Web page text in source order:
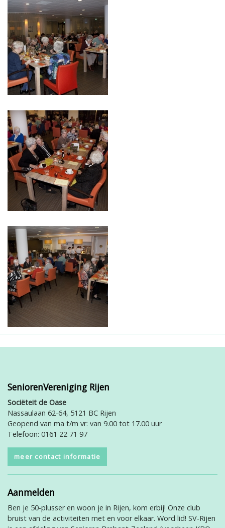
SeniorenVereniging Rijen
Sociëteit de Oase
Nassaulaan 62-64, 5121 BC Rijen
Geopend van ma t/m vr: van 9.00 tot 17.00 uur
Telefoon: 0161 22 71 97
meer contact informatie
Aanmelden
Ben je 50-plusser en woon je in Rijen, kom erbij! Onze club
bruist van de activiteiten met en voor elkaar. Word lid! SV-Rijen